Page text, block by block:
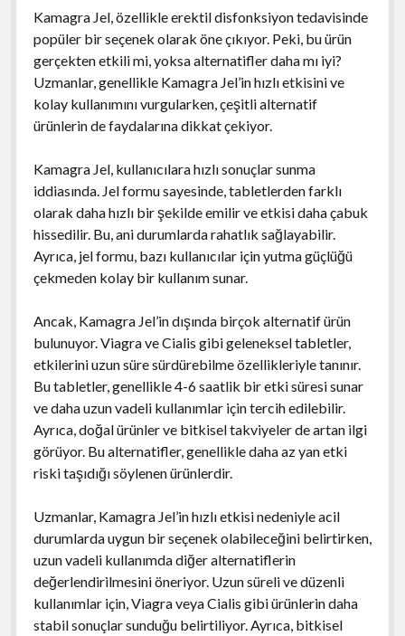
Kamagra Jel, özellikle erektil disfonksiyon tedavisinde
popüler bir seçenek olarak öne çıkıyor. Peki, bu ürün
gerçekten etkili mi, yoksa alternatifler daha mı iyi?
Uzmanlar, genellikle Kamagra Jel’in hızlı etkisini ve
kolay kullanımını vurgularken, çeşitli alternatif
ürünlerin de faydalarına dikkat çekiyor.
Kamagra Jel, kullanıcılara hızlı sonuçlar sunma
iddiasında. Jel formu sayesinde, tabletlerden farklı
olarak daha hızlı bir şekilde emilir ve etkisi daha çabuk
hissedilir. Bu, ani durumlarda rahatlık sağlayabilir.
Ayrıca, jel formu, bazı kullanıcılar için yutma güçlüğü
çekmeden kolay bir kullanım sunar.
Ancak, Kamagra Jel’in dışında birçok alternatif ürün
bulunuyor. Viagra ve Cialis gibi geleneksel tabletler,
etkilerini uzun süre sürdürebilme özellikleriyle tanınır.
Bu tabletler, genellikle 4-6 saatlik bir etki süresi sunar
ve daha uzun vadeli kullanımlar için tercih edilebilir.
Ayrıca, doğal ürünler ve bitkisel takviyeler de artan ilgi
görüyor. Bu alternatifler, genellikle daha az yan etki
riski taşıdığı söylenen ürünlerdir.
Uzmanlar, Kamagra Jel’in hızlı etkisi nedeniyle acil
durumlarda uygun bir seçenek olabileceğini belirtirken,
uzun vadeli kullanımda diğer alternatiflerin
değerlendirilmesini öneriyor. Uzun süreli ve düzenli
kullanımlar için, Viagra veya Cialis gibi ürünlerin daha
stabil sonuçlar sunduğu belirtiliyor. Ayrıca, bitkisel